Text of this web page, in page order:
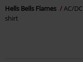
Hells Bells Flames AC/DC
shirt